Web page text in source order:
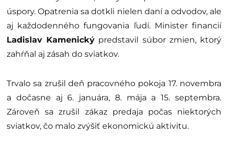
úspory. Opatrenia sa dotkli nielen daní a odvodov, ale
aj každodenného fungovania ľudí. Minister financií
Ladislav Kamenický predstavil súbor zmien, ktorý
zahŕňal aj zásah do sviatkov.
Trvalo sa zrušil deň pracovného pokoja 17. novembra
a dočasne aj 6. januára, 8. mája a 15. septembra.
Zároveň sa zrušil zákaz predaja počas niektorých
sviatkov, čo malo zvýšiť ekonomickú aktivitu.